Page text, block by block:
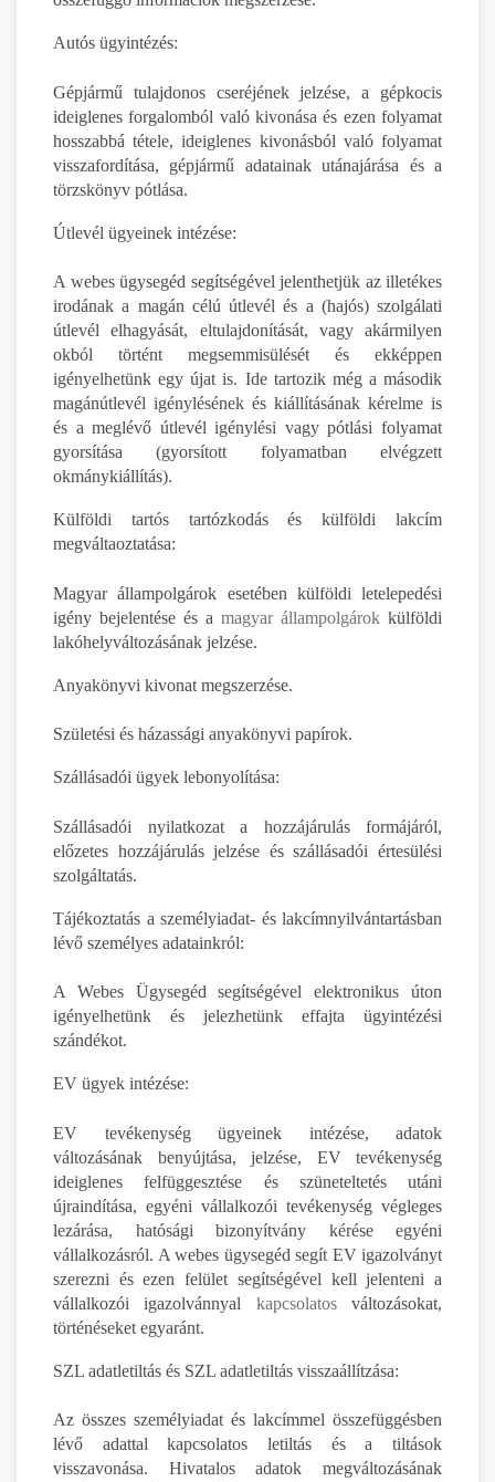
Autós ügyintézés:
Gépjármű tulajdonos cseréjének jelzése, a gépkocis
ideiglenes forgalomból való kivonása és ezen folyamat
hosszabbá tétele, ideiglenes kivonásból való folyamat
visszafordítása, gépjármű adatainak utánajárása és a
törzskönyv pótlása.
Útlevél ügyeinek intézése:
A webes ügysegéd segítségével jelenthetjük az illetékes
irodának a magán célú útlevél és a (hajós) szolgálati
útlevél elhagyását, eltulajdonítását, vagy akármilyen
okból történt megsemmisülését és ekképpen
igényelhetünk egy újat is. Ide tartozik még a második
magánútlevél igénylésének és kiállításának kérelme is
és a meglévő útlevél igénylési vagy pótlási folyamat
gyorsítása (gyorsított folyamatban elvégzett
okmánykiállítás).
Külföldi tartós tartózkodás és külföldi lakcím
megváltaoztatása:
Magyar állampolgárok esetében külföldi letelepedési
igény bejelentése és a magyar állampolgárok külföldi
lakóhelyváltozásának jelzése.
Anyakönyvi kivonat megszerzése.
Születési és házassági anyakönyvi papírok.
Szállásadói ügyek lebonyolítása:
Szállásadói nyilatkozat a hozzájárulás formájáról,
előzetes hozzájárulás jelzése és szállásadói értesülési
szolgáltatás.
Tájékoztatás a személyiadat- és lakcímnyilvántartásban
lévő személyes adatainkról:
A Webes Ügysegéd segítségével elektronikus úton
igényelhetünk és jelezhetünk effajta ügyintézési
szándékot.
EV ügyek intézése:
EV tevékenység ügyeinek intézése, adatok
változásának benyújtása, jelzése, EV tevékenység
ideiglenes felfüggesztése és szüneteltetés utáni
újraindítása, egyéni vállalkozói tevékenység végleges
lezárása, hatósági bizonyítvány kérése egyéni
vállalkozásról. A webes ügysegéd segít EV igazolványt
szerezni és ezen felület segítségével kell jelenteni a
vállalkozói igazolvánnyal kapcsolatosváltozásokat,
történéseket egyaránt.
SZL adatletiltás és SZL adatletiltás visszaállítzása:
Az összes személyiadat és lakcímmel összefüggésben
lévő adattal kapcsolatos letiltás és a tiltások
visszavonása. Hivatalos adatok megváltozásának